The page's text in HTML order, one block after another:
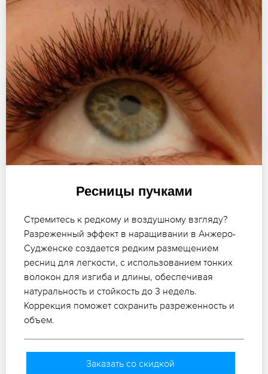
Ресницы пучками
Стремитесь к редкому и воздушному взгляду?
Разреженный эффект в наращивании в Анжеро-
Судженске создается редким размещением
ресниц для легкости, с использованием тонких
волокон для изгиба и длины, обеспечивая
натуральность и стойкость до 3 недель.
Коррекция поможет сохранить разреженность и
объем.
Заказать со скидкой